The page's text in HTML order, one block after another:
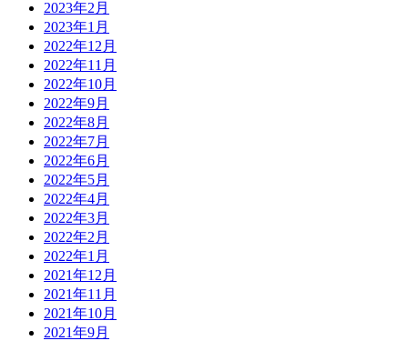
2023年2月
2023年1月
2022年12月
2022年11月
2022年10月
2022年9月
2022年8月
2022年7月
2022年6月
2022年5月
2022年4月
2022年3月
2022年2月
2022年1月
2021年12月
2021年11月
2021年10月
2021年9月